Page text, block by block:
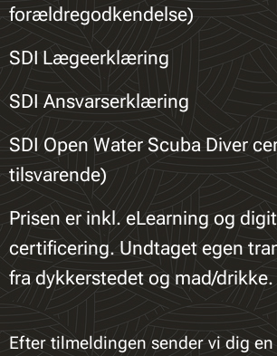
forældregodkendelse)
SDI Lægeerklæring
SDI Ansvarserklæring
SDI Open Water Scuba Diver
tilsvarende)
Prisen er inkl. eLearning og
certificering. Undtaget egen
fra dykkerstedet og mad/drikke.
Efter tilmeldingen sender vi dig